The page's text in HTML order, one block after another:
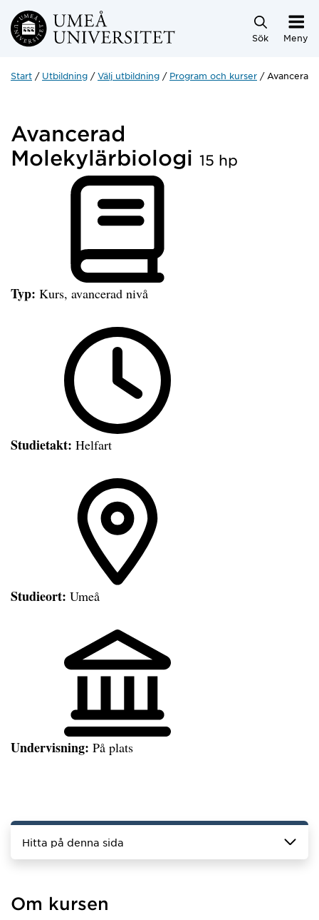
Hoppa direkt till innehållet
Sök Meny
Start Utbildning Välj utbildning Program och kurser Avancerad
Avancerad
Molekylärbiologi 15 hp
Typ: Kurs, avancerad nivå
Studietakt: Helfart
Studieort: Umeå
Undervisning: På plats
Hitta på denna sida
Om kursen